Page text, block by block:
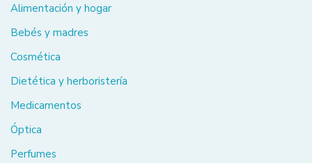
Alimentación y hogar
Bebés y madres
Cosmética
Dietética y herboristería
Medicamentos
Óptica
Perfumes